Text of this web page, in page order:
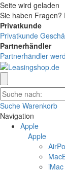
Seite wird geladen
Sie haben Fragen?
Privatkunde
Privatkunde
Partnerhändler
Partnerhändler
Suche Warenkorb
Navigation
Apple
Apple
iMac